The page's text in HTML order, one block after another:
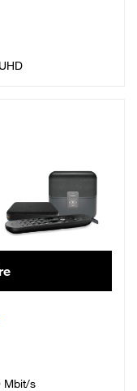
par mois, Engagement 12 mois
Mbit/s